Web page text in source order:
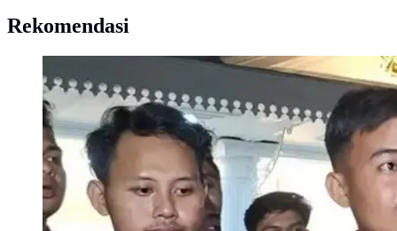
Rekomendasi